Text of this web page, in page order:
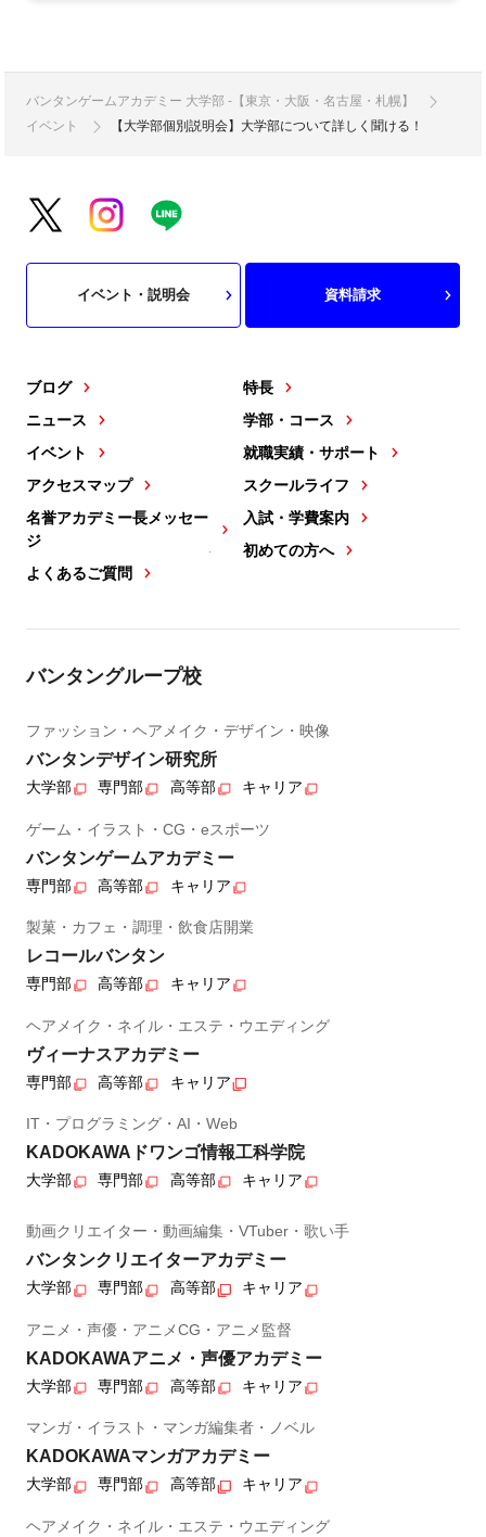
バンタンゲームアカデミー 大学部 -【東京・大阪・名古屋・札幌】
イベント
【大学部個別説明会】大学部について詳しく聞ける！
ブログ
ニュース
イベント
アクセスマップ
名誉アカデミー長メッセー
ジ
よくあるご質問
特長
学部・コース
就職実績・サポート
スクールライフ
入試・学費案内
初めての方へ
イベント・説明会 資料請求
バンタングループ校
ファッション・ヘアメイク・デザイン・映像
バンタンデザイン研究所
大学部 専門部 高等部 キャリア
ゲーム・イラスト・CG・eスポーツ
バンタンゲームアカデミー
専門部 高等部 キャリア
製菓・カフェ・調理・飲食店開業
レコールバンタン
専門部 高等部 キャリア
ヘアメイク・ネイル・エステ・ウエディング
ヴィーナスアカデミー
専門部 高等部 キャリア
IT・プログラミング・AI・Web
KADOKAWAドワンゴ情報工科学院
大学部 専門部 高等部 キャリア
動画クリエイター・動画編集・VTuber・歌い手
バンタンクリエイターアカデミー
大学部 専門部 高等部 キャリア
アニメ・声優・アニメCG・アニメ監督
KADOKAWAアニメ・声優アカデミー
大学部 専門部 高等部 キャリア
マンガ・イラスト・マンガ編集者・ノベル
KADOKAWAマンガアカデミー
大学部 専門部 高等部 キャリア
ヘアメイク・ネイル・エステ・ウエディング